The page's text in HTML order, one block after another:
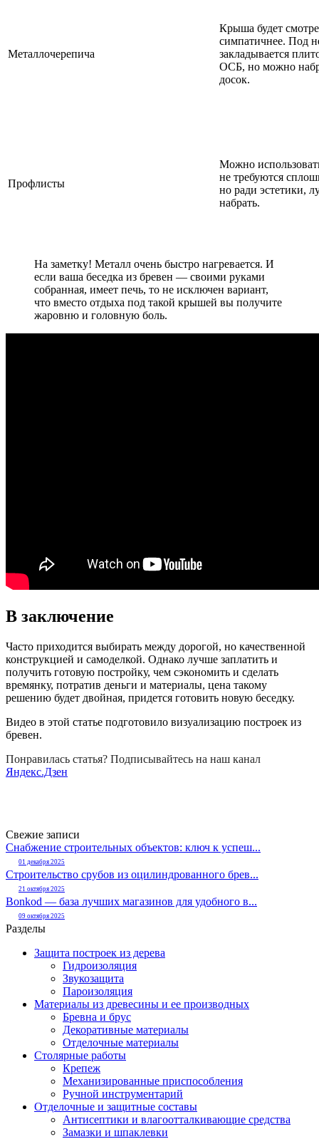
Металлочерепича
Крыша будет
симпатичнее. Под
закладывается
ОСБ, но можно
досок.
Профлисты
Можно
не требуются
но ради эстетики,
набрать.
На заметку! Металл очень быстро нагревается. И
если ваша беседка из бревен — своими руками
собранная, имеет печь, то не исключен вариант,
что вместо отдыха под такой крышей вы получите
жаровню и головную боль.
В заключение
Часто приходится выбирать между дорогой, но качественной
конструкцией и самоделкой. Однако лучше заплатить и
получить готовую постройку, чем сэкономить и сделать
времянку, потратив деньги и материалы, цена такому
решению будет двойная, придется готовить новую беседку.
Видео в этой статье подготовило визуализацию построек из
бревен.
Понравилась статья? Подписывайтесь на наш канал
Яндекс.Дзен
Свежие записи
Снабжение строительных объектов: ключ к успеш...
01 декабря 2025
Строительство срубов из оцилиндрованного брев...
21 октября 2025
Bonkod — база лучших магазинов для удобного в...
09 октября 2025
Разделы
Защита построек из дерева
Гидроизоляция
Звукозащита
Пароизоляция
Материалы из древесины и ее производных
Бревна и брус
Декоративные материалы
Отделочные материалы
Столярные работы
Крепеж
Механизированные приспособления
Ручной инструментарий
Отделочные и защитные составы
Антисептики и влагоотталкивающие средства
Замазки и шпаклевки